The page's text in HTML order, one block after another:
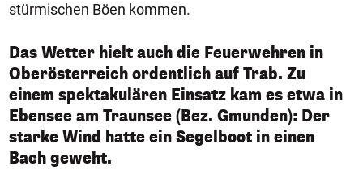
stürmischen Böen kommen.
Das Wetter hielt auch die Feuerwehren in
Oberösterreich ordentlich auf Trab. Zu
einem spektakulären Einsatz kam es etwa in
Ebensee am Traunsee (Bez. Gmunden): Der
starke Wind hatte ein Segelboot in einen
Bach geweht.